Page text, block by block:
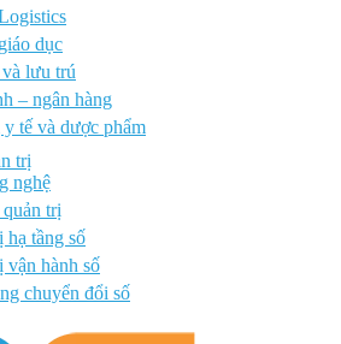
dục
lưu trú
– ngân hàng
tế và dược phẩm
trị
nghệ
trị
hạ tầng số
vận hành số
chuyển đổi số